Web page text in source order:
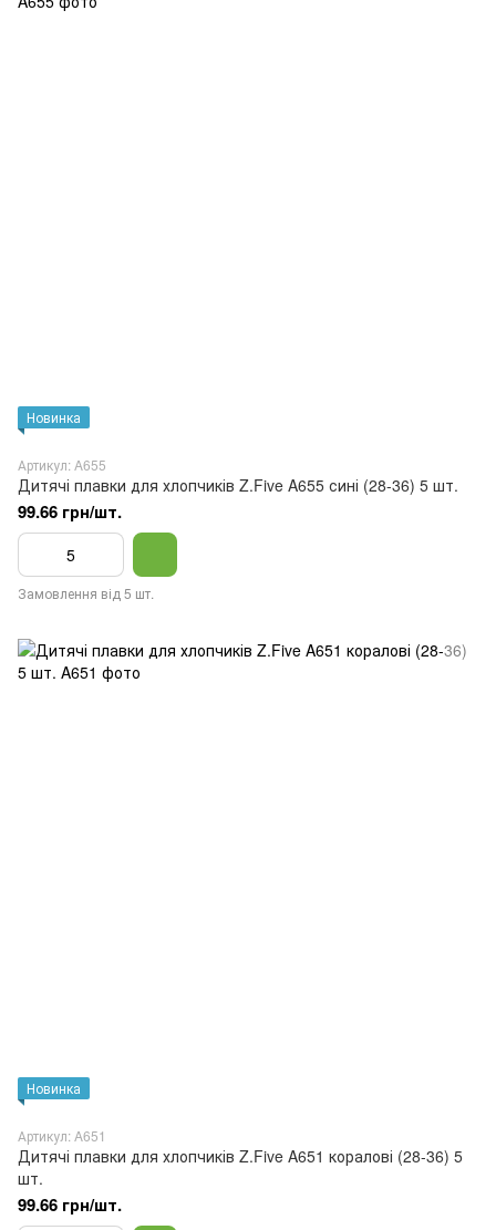
Новинка
Артикул: A655
Дитячі плавки для хлопчиків Z.Five A655 сині (28-36) 5 шт.
99.66 грн/шт.
Замовлення від 5 шт.
Новинка
Артикул: A651
Дитячі плавки для хлопчиків Z.Five A651 коралові (28-36) 5
шт.
99.66 грн/шт.